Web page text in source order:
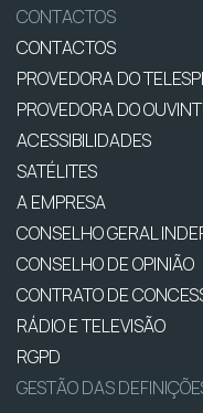
CONTACTOS
CONTACTOS
PROVEDORA DO
PROVEDORA DO
ACESSIBILIDADES
SATÉLITES
A EMPRESA
CONSELHO GERAL
CONSELHO DE OPINIÃO
CONTRATO DE
RÁDIO E TELEVISÃO
RGPD
GESTÃO DAS